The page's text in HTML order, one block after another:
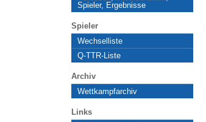
Spieler, Ergebnisse
Spieler
Wechselliste
Q-TTR-Liste
Archiv
Wettkampfarchiv
Links